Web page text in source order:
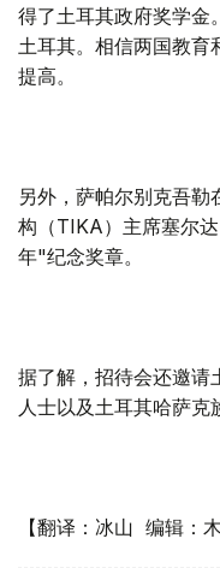
得了土耳其政府奖学
土耳其。相信两国教育
提高。
另外，萨帕尔别克吾
构（TIKA）主席塞尔
年"纪念奖章。
据了解，招待会还邀请
人士以及土耳其哈萨克
【翻译：冰山 编辑：